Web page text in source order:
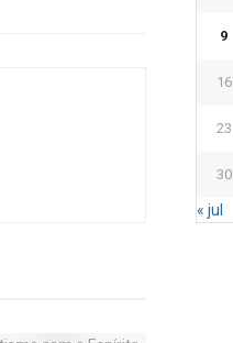
9
16
23
30
« jul